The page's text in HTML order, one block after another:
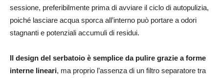
sessione, preferibilmente prima di avviare il ciclo di autopulizia,
poiché lasciare acqua sporca all’interno può portare a odori
stagnanti e potenziali accumuli di residui.
Il design del serbatoio è semplice da pulire grazie a forme
interne lineari, ma proprio l’assenza di un filtro separatore tra